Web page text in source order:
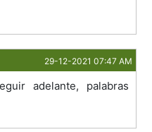
29-12-2021 07:47 AM
adelante, palabras